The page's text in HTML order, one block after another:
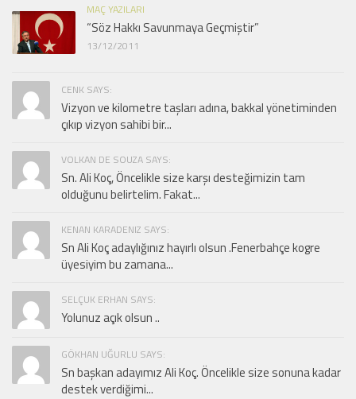
MAÇ YAZILARI
“Söz Hakkı Savunmaya Geçmiştir”
13/12/2011
CENK SAYS:
Vizyon ve kilometre taşları adına, bakkal yönetiminden
çıkıp vizyon sahibi bir...
VOLKAN DE SOUZA SAYS:
Sn. Ali Koç, Öncelikle size karşı desteğimizin tam
olduğunu belirtelim. Fakat...
KENAN KARADENIZ SAYS:
Sn Ali Koç adaylığınız hayırlı olsun .Fenerbahçe kogre
üyesiyim bu zamana...
SELÇUK ERHAN SAYS:
Yolunuz açık olsun ..
GÖKHAN UĞURLU SAYS:
Sn başkan adayımız Ali Koç. Öncelikle size sonuna kadar
destek verdiğimi...